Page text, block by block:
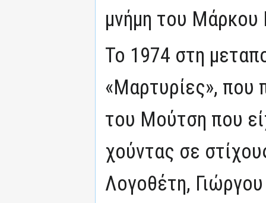
μνήμη του Μάρκου
Το 1974 στη
«Μαρτυρίες», που
του Μούτση που
χούντας σε
Λογοθέτη,